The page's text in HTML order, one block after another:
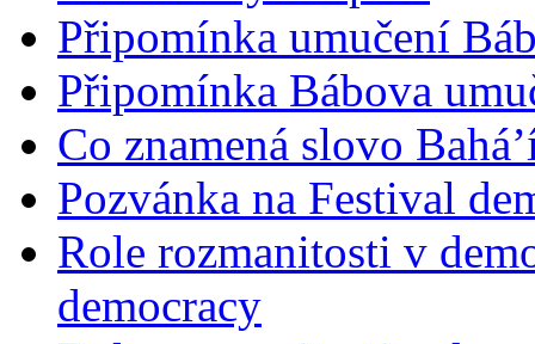
Připomínka umučení
Připomínka Bábova
Co znamená slovo
Pozvánka na Festival
Role rozmanitosti v
democracy